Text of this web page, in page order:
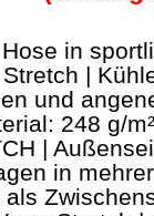
in
|
und
248 g/
|
in